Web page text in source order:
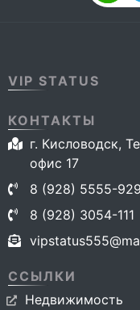
VIP STATUS
КОНТАКТЫ
г. Кисловодск,
офис 17
8 (928) 5555-929
8 (928) 3054-111
ССЫЛКИ
Недвижимость